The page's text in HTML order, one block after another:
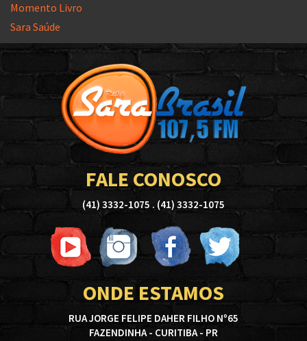
Momento Livro
Sara Saúde
FALE CONOSCO
(41) 3332-1075 . (41) 3332-1075
ONDE ESTAMOS
RUA JORGE FELIPE DAHER FILHO Nº65
FAZENDINHA - CURITIBA - PR